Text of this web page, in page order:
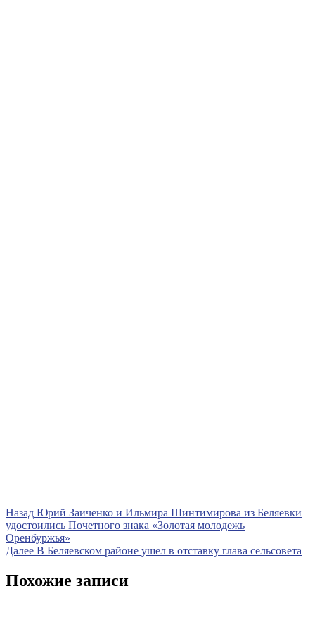
Навигация
по
записям
Назад Предыдущая
запись
Юрий Заиченко и Ильмира Шинтимирова из Беляевки
удостоились Почетного знака «Золотая молодежь
Оренбуржья»
Далее Следующая
В Беляевском районе ушел в отставку глава сельсовета
Похожие записи